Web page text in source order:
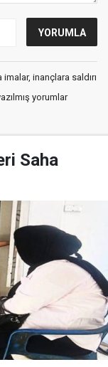
inançlara saldırı
yorumlar
Saha